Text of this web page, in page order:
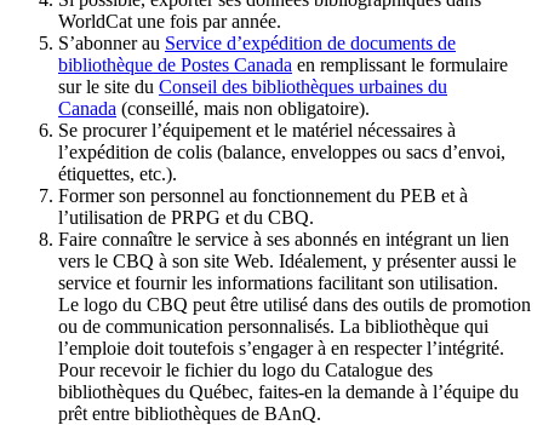
WorldCat une fois par année.
S’abonner au Service d’expédition de documents de
bibliothèque de Postes Canada en remplissant le formulaire
sur le site du Conseil des bibliothèques urbaines du
Canada (conseillé, mais non obligatoire).
Se procurer l’équipement et le matériel nécessaires à
l’expédition de colis (balance, enveloppes ou sacs d’envoi,
étiquettes, etc.).
Former son personnel au fonctionnement du PEB et à
l’utilisation de PRPG et du CBQ.
Faire connaître le service à ses abonnés en intégrant un lien
vers le CBQ à son site Web. Idéalement, y présenter aussi le
service et fournir les informations facilitant son utilisation.
Le logo du CBQ peut être utilisé dans des outils de promotion
ou de communication personnalisés. La bibliothèque qui
l’emploie doit toutefois s’engager à en respecter l’intégrité.
Pour recevoir le fichier du logo du Catalogue des
bibliothèques du Québec, faites-en la demande à l’équipe du
prêt entre bibliothèques de BAnQ.